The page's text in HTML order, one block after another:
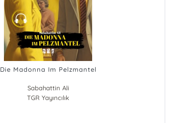
Die Madonna Im Pelzmantel
Sabahattin Ali
TGR Yayıncılık